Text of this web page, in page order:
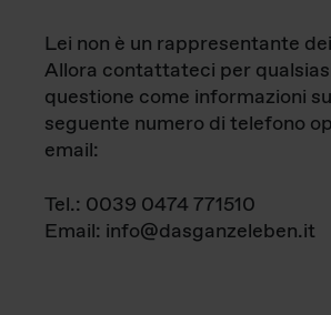
Lei non è un rappresentante
Allora contattateci per
questione come informazioni
seguente numero di telefono
email:
Tel.: 0039 0474 771510
Email: info@dasganzeleben.it